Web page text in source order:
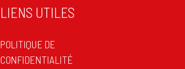
LIENS UTILES
POLITIQUE DE
CONFIDENTIALITÉ